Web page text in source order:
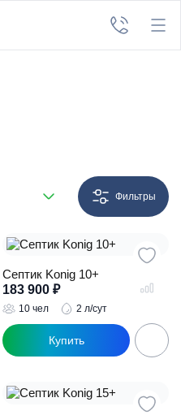
Фильтры
Септик Konig 10+
183 900 ₽
10 чел 2 л/сут